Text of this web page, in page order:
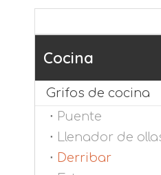
Cocina
Grifos de cocina
Puente
Llenador de
Derribar